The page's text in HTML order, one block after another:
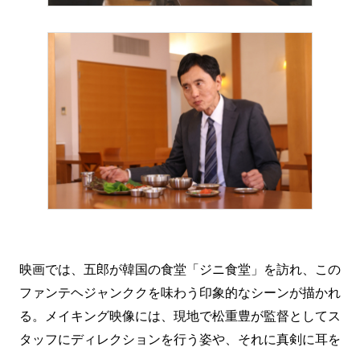
映画では、五郎が韓国の食堂「ジニ食堂」を訪れ、この
ファンテヘジャンククを味わう印象的なシーンが描かれ
る。メイキング映像には、現地で松重豊が監督としてス
タッフにディレクションを行う姿や、それに真剣に耳を